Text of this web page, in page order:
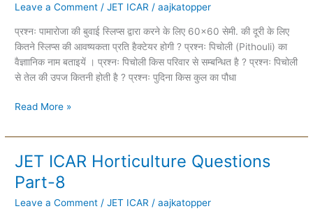
Leave a Comment /JET ICAR /aajkatopper
प्रश्नः पामारोजा की बुवाई स्लिप्स द्वारा करने के लिए 60×60 सेमी. की दूरी के लिए
कितने स्लिप्स की आवष्यकता प्रति हैक्टेयर होगी ? प्रश्नः पिचोली (Pithouli) का
वैज्ञाानिक नाम बताइयें । प्रश्नः पिचोली किस परिवार से सम्बन्धित है ? प्रश्नः पिचोली
से तेल की उपज कितनी होती है ? प्रश्नः पुदिना किस कुल का पौधा
Questions
9
Read More »
JET ICAR Horticulture Questions
Part-8
Leave a Comment /JET ICAR /aajkatopper
JET
ICAR
Horticulture
Questions